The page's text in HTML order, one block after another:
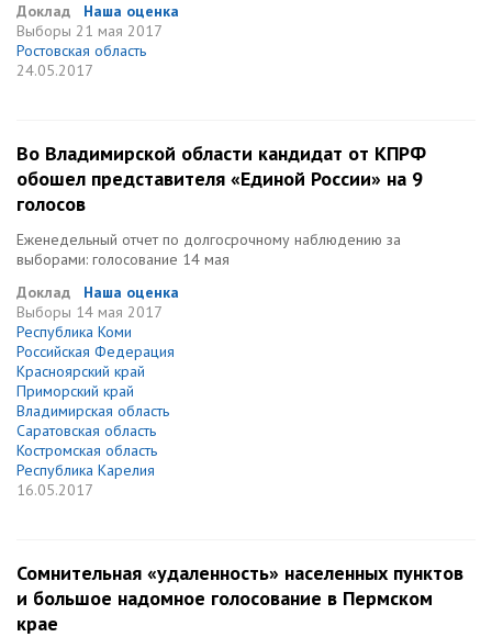
Доклад
Наша оценка
Выборы 21 мая 2017
Ростовская область
24.05.2017
Во Владимирской области кандидат от КПРФ
обошел представителя «Единой России» на 9
голосов
Еженедельный отчет по долгосрочному наблюдению за
выборами: голосование 14 мая
Доклад
Наша оценка
Выборы 14 мая 2017
Республика Коми
Российская Федерация
Красноярский край
Приморский край
Владимирская область
Саратовская область
Костромская область
Республика Карелия
16.05.2017
Сомнительная «удаленность» населенных пунктов
и большое надомное голосование в Пермском
крае